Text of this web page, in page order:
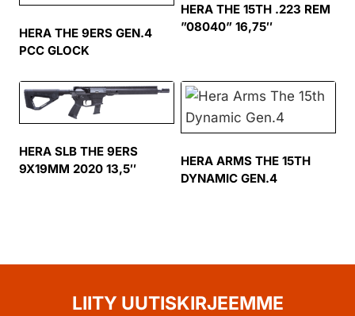
HERA THE 9ERS GEN.4
PCC GLOCK
HERA THE 15TH .223 REM
”08040” 16,75″
HERA SLB THE 9ERS
9X19MM 2020 13,5″
HERA ARMS THE 15TH
DYNAMIC GEN.4
LIITY UUTISKIRJEEMME